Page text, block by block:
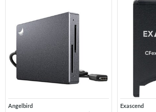
Angelbird
Exascend